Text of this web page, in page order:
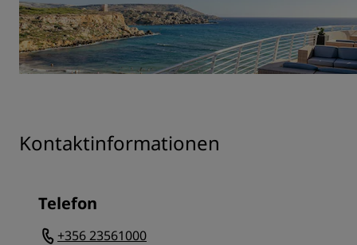
Kontaktinformationen
Telefon
+356 23561000